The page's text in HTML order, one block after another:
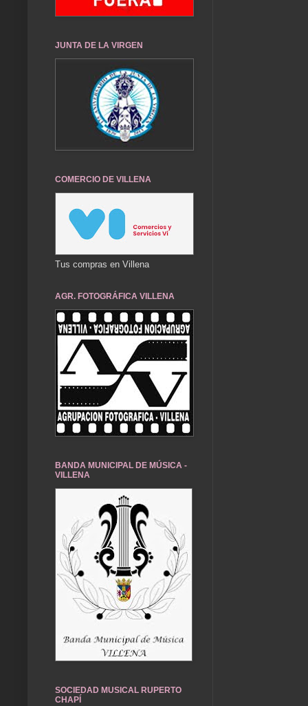
JUNTA DE LA VIRGEN
COMERCIO DE VILLENA
Tus compras en Villena
AGR. FOTOGRÁFICA VILLENA
BANDA MUNICIPAL DE MÚSICA -
VILLENA
SOCIEDAD MUSICAL RUPERTO
CHAPÍ